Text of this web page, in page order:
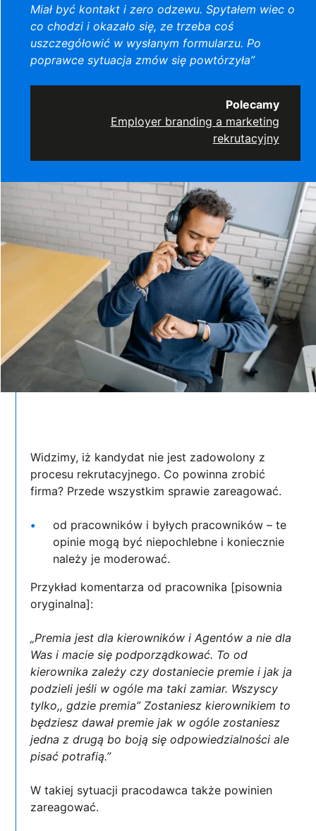
Miał być kontakt i zero odzewu. Spytałem wiec o
co chodzi i okazało się, ze trzeba coś
uszczegółowić w wysłanym formularzu. Po
poprawce sytuacja zmów się powtórzyła”
Polecamy
Employer branding a marketing
rekrutacyjny
Widzimy, iż kandydat nie jest zadowolony z
procesu rekrutacyjnego. Co powinna zrobić
firma? Przede wszystkim sprawie zareagować.
od pracowników i byłych pracowników – te
opinie mogą być niepochlebne i koniecznie
należy je moderować.
Przykład komentarza od pracownika [pisownia
oryginalna]:
„Premia jest dla kierowników i Agentów a nie dla
Was i macie się podporządkować. To od
kierownika zależy czy dostaniecie premie i jak ja
podzieli jeśli w ogóle ma taki zamiar. Wszyscy
tylko,, gdzie premia” Zostaniesz kierownikiem to
będziesz dawał premie jak w ogóle zostaniesz
jedna z drugą bo boją się odpowiedzialności ale
pisać potrafią.”
W takiej sytuacji pracodawca także powinien
zareagować.